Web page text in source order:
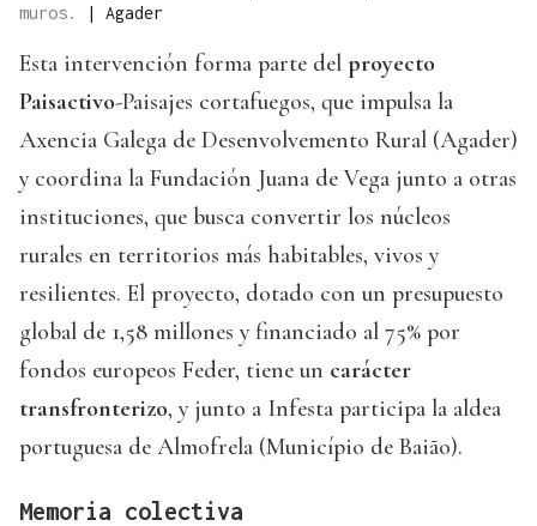
muros.
| Agader
Esta intervención forma parte del proyecto
Paisactivo-Paisajes cortafuegos, que impulsa la
Axencia Galega de Desenvolvemento Rural (Agader)
y coordina la Fundación Juana de Vega junto a otras
instituciones, que busca convertir los núcleos
rurales en territorios más habitables, vivos y
resilientes. El proyecto, dotado con un presupuesto
global de 1,58 millones y financiado al 75% por
fondos europeos Feder, tiene un carácter
transfronterizo, y junto a Infesta participa la aldea
portuguesa de Almofrela (Município de Baião).
Memoria colectiva